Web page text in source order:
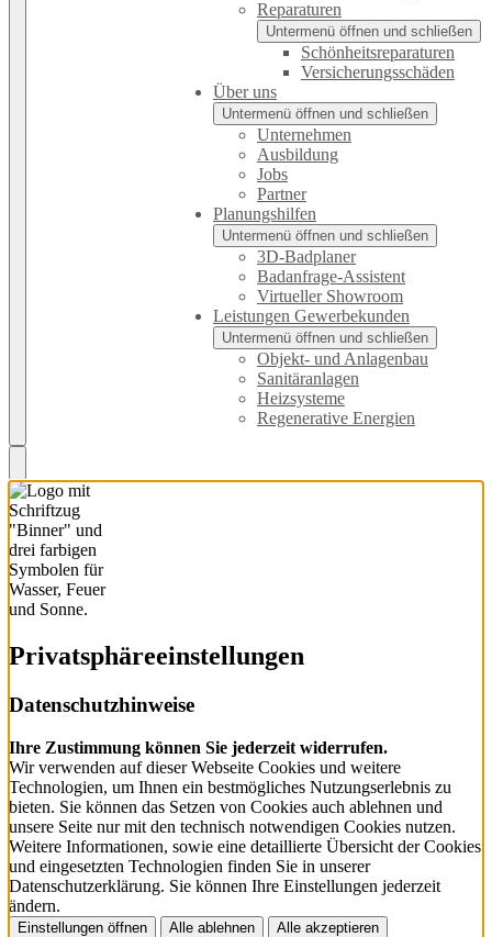
Reparaturen
Untermenü öffnen und schließen
Schönheitsreparaturen
Versicherungsschäden
Über uns
Untermenü öffnen und schließen
Unternehmen
Ausbildung
Jobs
Partner
Planungshilfen
Untermenü öffnen und schließen
3D-Badplaner
Badanfrage-Assistent
Virtueller Showroom
Leistungen Gewerbekunden
Untermenü öffnen und schließen
Objekt- und Anlagenbau
Sanitäranlagen
Heizsysteme
Regenerative Energien
Privatsphäre­einstellungen
Datenschutzhinweise
Ihre Zustimmung können Sie jederzeit widerrufen.
Wir verwenden auf dieser Webseite Cookies und weitere
Technologien, um Ihnen ein bestmögliches Nutzungserlebnis zu
bieten. Sie können das Setzen von Cookies auch ablehnen und
unsere Seite nur mit den technisch notwendigen Cookies nutzen.
Weitere Informationen, sowie eine detaillierte Übersicht der Cookies
und eingesetzten Technologien finden Sie in unserer
Datenschutzerklärung. Sie können Ihre Einstellungen jederzeit
ändern.
Einstellungen öffnen Alle ablehnen Alle akzeptieren